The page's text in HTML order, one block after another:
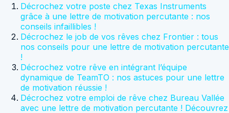
Décrochez votre poste chez Texas Instruments
grâce à une lettre de motivation percutante : nos
conseils infaillibles !
Décrochez le job de vos rêves chez Frontier : tous
nos conseils pour une lettre de motivation percutante
!
Décrochez votre rêve en intégrant l’équipe
dynamique de TeamTO : nos astuces pour une lettre
de motivation réussie !
Décrochez votre emploi de rêve chez Bureau Vallée
avec une lettre de motivation percutante ! Découvrez